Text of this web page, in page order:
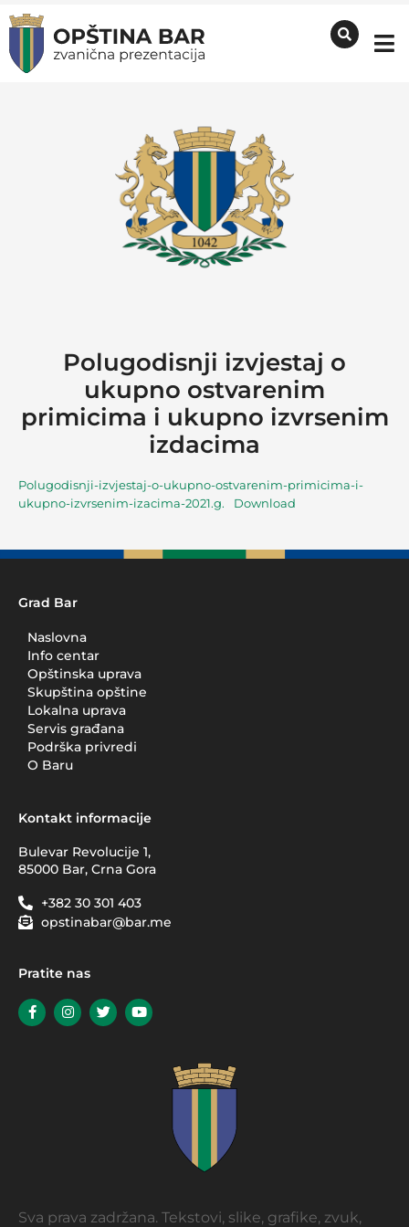
Polugodisnji izvjestaj o
ukupno ostvarenim
primicima i ukupno izvrsenim
izdacima
Polugodisnji-izvjestaj-o-ukupno-ostvarenim-primicima-i-
ukupno-izvrsenim-izacima-2021.g.
Download
Grad Bar
Naslovna
Info centar
Opštinska uprava
Skupština opštine
Lokalna uprava
Servis građana
Podrška privredi
O Baru
Kontakt informacije
Bulevar Revolucije 1,
85000 Bar, Crna Gora
+382 30 301 403
opstinabar@bar.me
Pratite nas
Sva prava zadržana. Tekstovi, slike, grafike, zvuk,